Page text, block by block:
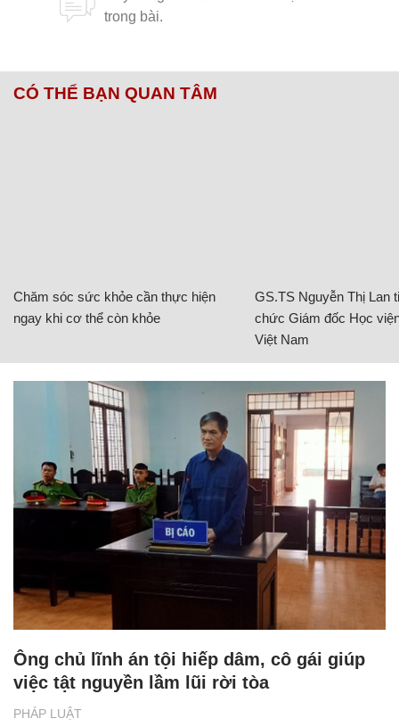
CÓ THỂ BẠN QUAN TÂM
Chăm sóc sức khỏe cần thực hiện
ngay khi cơ thể còn khỏe
GS.TS Nguyễn Thị Lan
chức Giám đốc Học
Việt Nam
PHÁP LUẬT
Ông chủ lĩnh án tội hiếp dâm, cô gái giúp
việc tật nguyền lầm lũi rời tòa